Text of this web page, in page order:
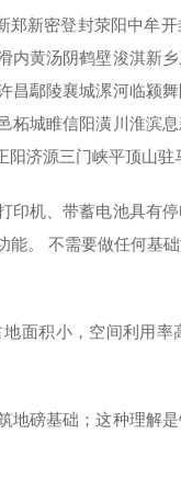
郑新密登封荥阳中牟
黄汤阴鹤壁浚淇新
鄢陵襄城漯河临颍
城睢信阳潢川淮滨
济源三门峡平顶山驻
机、带蓄电池具有
。 不需要做任何基
面积小，空间利用
磅基础；这种理解